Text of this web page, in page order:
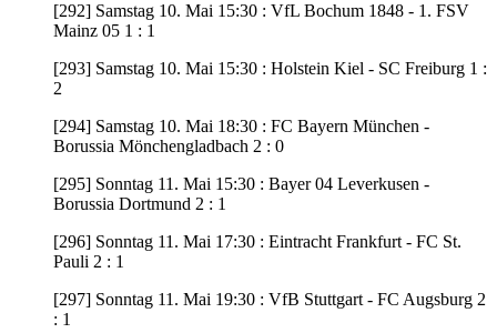
[292] Samstag 10. Mai 15:30 : VfL Bochum 1848 - 1. FSV
Mainz 05 1 : 1
[293] Samstag 10. Mai 15:30 : Holstein Kiel - SC Freiburg 1 :
2
[294] Samstag 10. Mai 18:30 : FC Bayern München -
Borussia Mönchengladbach 2 : 0
[295] Sonntag 11. Mai 15:30 : Bayer 04 Leverkusen -
Borussia Dortmund 2 : 1
[296] Sonntag 11. Mai 17:30 : Eintracht Frankfurt - FC St.
Pauli 2 : 1
[297] Sonntag 11. Mai 19:30 : VfB Stuttgart - FC Augsburg 2
: 1